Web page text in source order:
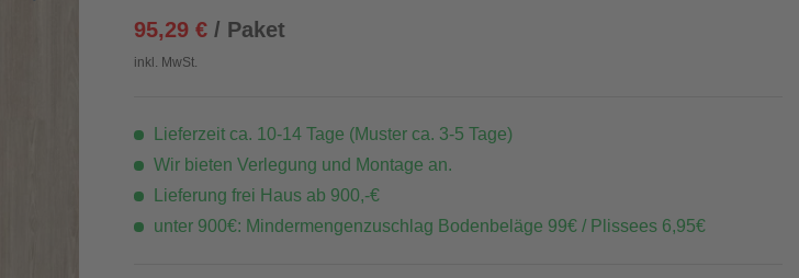
95,29 €/ Paket
inkl. MwSt.
Lieferzeit ca. 10-14 Tage (Muster ca. 3-5 Tage)
Wir bieten Verlegung und Montage an.
Lieferung frei Haus ab 900,-€
unter 900€: Mindermengenzuschlag Bodenbeläge 99€ / Plissees 6,95€